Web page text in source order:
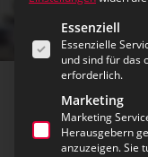
Es folgt eine
Essenziell
Essenzielle
und sind für das
erforderlich.
Marketing
Marketing
Herausgebern
anzuzeigen. Sie